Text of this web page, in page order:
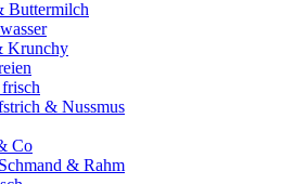
Buttermilch
Krunchy
& Nussmus
Co
& Rahm